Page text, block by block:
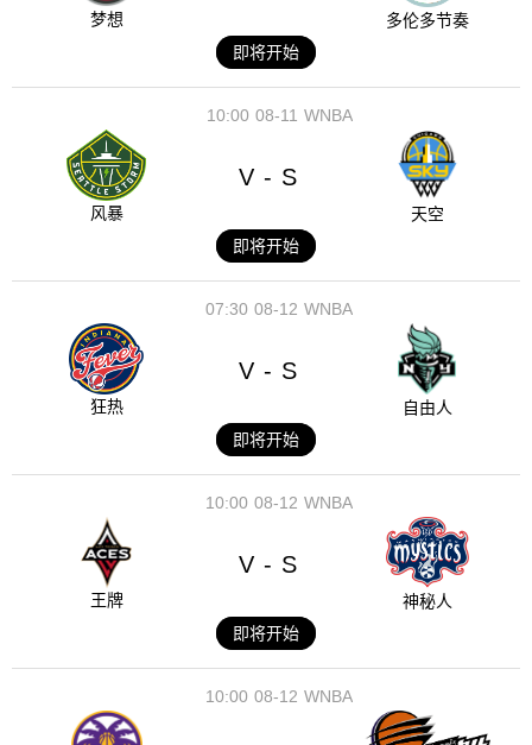
梦想
多伦多节奏
即将开始
08-11
10:00 WNBA
风暴
V - S
天空
即将开始
08-12
07:30 WNBA
狂热
V - S
自由人
即将开始
08-12
10:00 WNBA
王牌
V - S
神秘人
即将开始
08-12
10:00 WNBA